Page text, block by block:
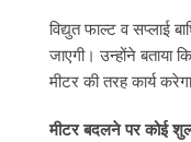
विद्युत फाल्ट व सप्लाई
जाएगी। उन्होंने बताया
मीटर की तरह कार्य
मीटर बदलने पर कोई